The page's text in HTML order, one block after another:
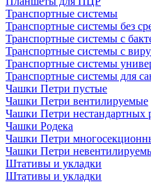
Транспортные системы
Транспортные системы без
Транспортные системы с
Транспортные системы с
Транспортные системы
Транспортные системы для
Чашки Петри пустые
Чашки Петри вентилируемые
Чашки Петри нестандартных
Чашки Родека
Чашки Петри
Чашки Петри
Штативы и укладки
Штативы и укладки